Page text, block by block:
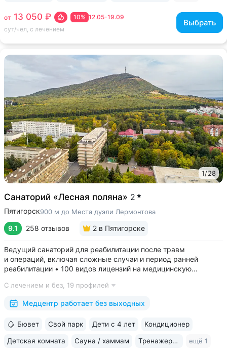
12.05-19.09
10%
от 13 050 ₽
сут/чел, с лечением
Выбрать
1/28
Санаторий «Лесная поляна» 2
Пятигорск900 м до Места дуэли Лермонтова
9.1 258 отзывов 2 в Пятигорске
Ведущий санаторий для реабилитации после травм
и операций, включая сложные случаи и период ранней
реабилитации • 100 видов лицензий на медицинскую
Доступная среда для гостей на колясках: в номерах,
на территории, в столовой • Расположен...
С лечением и без, 19 профилей
Медцентр работает без выходных
Бювет Свой парк Дети с 4 лет Кондиционер
Детская комната Сауна / хаммам Тренажерный зал ещё 1